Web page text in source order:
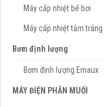
Máy cấp nhiệt bể bơi
Máy cấp nhiệt tắm tráng
Bơm định lượng
Bơm định lượng Emaux
MÁY ĐIỆN PHÂN MUỐI